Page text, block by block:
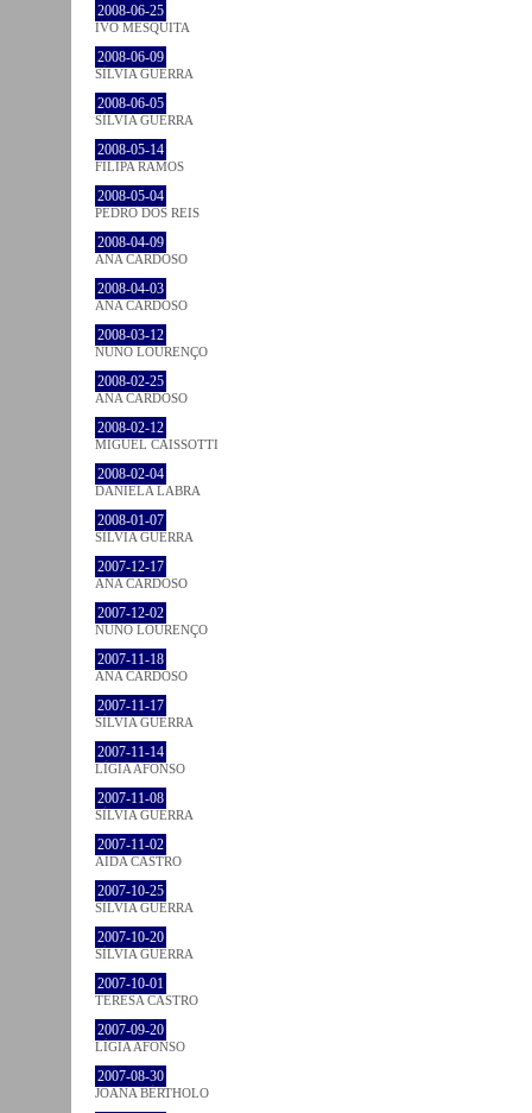
2008-06-25
IVO MESQUITA
2008-06-09
SÍLVIA GUERRA
2008-06-05
SÍLVIA GUERRA
2008-05-14
FILIPA RAMOS
2008-05-04
PEDRO DOS REIS
2008-04-09
ANA CARDOSO
2008-04-03
ANA CARDOSO
2008-03-12
NUNO LOURENÇO
2008-02-25
ANA CARDOSO
2008-02-12
MIGUEL CAISSOTTI
2008-02-04
DANIELA LABRA
2008-01-07
SÍLVIA GUERRA
2007-12-17
ANA CARDOSO
2007-12-02
NUNO LOURENÇO
2007-11-18
ANA CARDOSO
2007-11-17
SÍLVIA GUERRA
2007-11-14
LÍGIA AFONSO
2007-11-08
SÍLVIA GUERRA
2007-11-02
AIDA CASTRO
2007-10-25
SÍLVIA GUERRA
2007-10-20
SÍLVIA GUERRA
2007-10-01
TERESA CASTRO
2007-09-20
LÍGIA AFONSO
2007-08-30
JOANA BÉRTHOLO